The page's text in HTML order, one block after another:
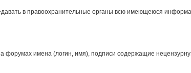
в правоохранительные органы всю имеющеюся
имена (логин, имя), подписи содержащие